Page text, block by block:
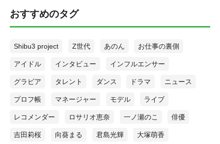
おすすめのタグ
Shibu3 project Z世代 あのん お仕事の裏側
アイドル インタビュー インフルエンサー
グラビア タレント ダンス ドラマ ニュース
プロフ帳 マネージャー モデル ライブ
レコメンダー ロサリオ恵奈 一ノ瀬のこ 俳優
吉田莉桜 向葵まる 君島光輝 大塚萌香